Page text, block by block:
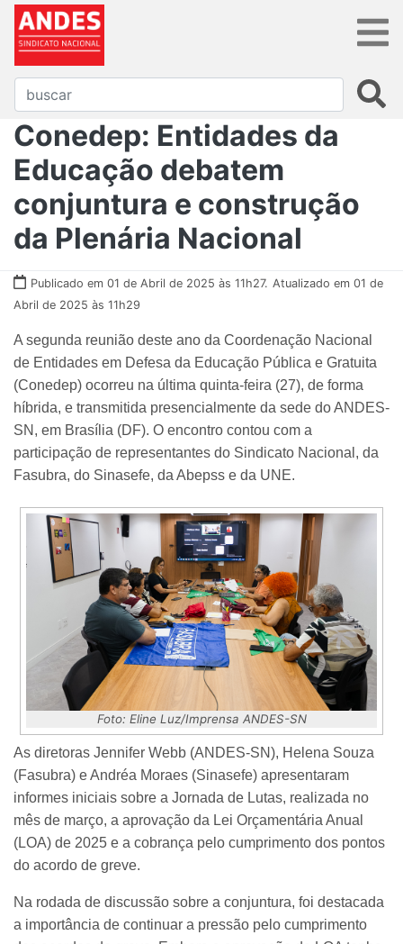
Conedep: Entidades da
Educação debatem
conjuntura e construção
da Plenária Nacional
Publicado em 01 de Abril de 2025 às 11h27. Atualizado em 01 de
Abril de 2025 às 11h29
A segunda reunião deste ano da Coordenação Nacional
de Entidades em Defesa da Educação Pública e Gratuita
(Conedep) ocorreu na última quinta-feira (27), de forma
híbrida, e transmitida presencialmente da sede do ANDES-
SN, em Brasília (DF). O encontro contou com a
participação de representantes do Sindicato Nacional, da
Fasubra, do Sinasefe, da Abepss e da UNE.
Foto: Eline Luz/Imprensa ANDES-SN
As diretoras Jennifer Webb (ANDES-SN), Helena Souza
(Fasubra) e Andréa Moraes (Sinasefe) apresentaram
informes iniciais sobre a Jornada de Lutas, realizada no
mês de março, a aprovação da Lei Orçamentária Anual
(LOA) de 2025 e a cobrança pelo cumprimento dos pontos
do acordo de greve.
Na rodada de discussão sobre a conjuntura, foi destacada
a importância de continuar a pressão pelo cumprimento